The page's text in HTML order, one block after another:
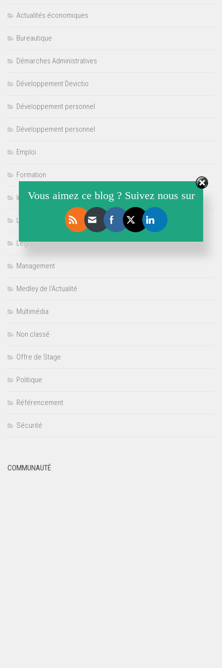
Actualités économiques
Bureautique
Démarches Administratives
Développement Devictio
Développement personnel
Développement personnel
Emploi
Formation
Internet
Langues
Législation
Management
Medley de l'Actualité
Multimédia
Non classé
Offre de Stage
Politique
Référencement
Sécurité
COMMUNAUTÉ
Vous aimez ce blog ? Suivez nous sur